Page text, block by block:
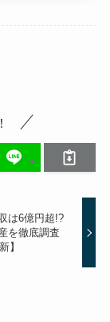
は6億円超!?
を徹底調査
】